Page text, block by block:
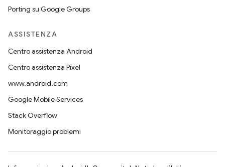
Porting su Google Groups
ASSISTENZA
Centro assistenza Android
Centro assistenza Pixel
www.android.com
Google Mobile Services
Stack Overflow
Monitoraggio problemi